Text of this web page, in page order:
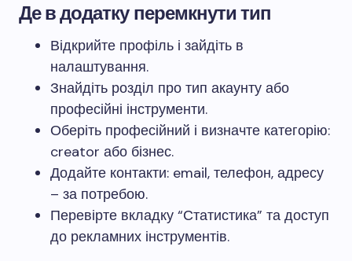
Де в додатку перемкнути тип
Відкрийте профіль і зайдіть в
налаштування.
Знайдіть розділ про тип акаунту або
професійні інструменти.
Оберіть професійний і визначте категорію:
creator або бізнес.
Додайте контакти: email, телефон, адресу
– за потребою.
Перевірте вкладку “Статистика” та доступ
до рекламних інструментів.